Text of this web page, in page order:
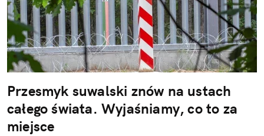
Przesmyk suwalski znów na ustach
całego świata. Wyjaśniamy, co to za
miejsce